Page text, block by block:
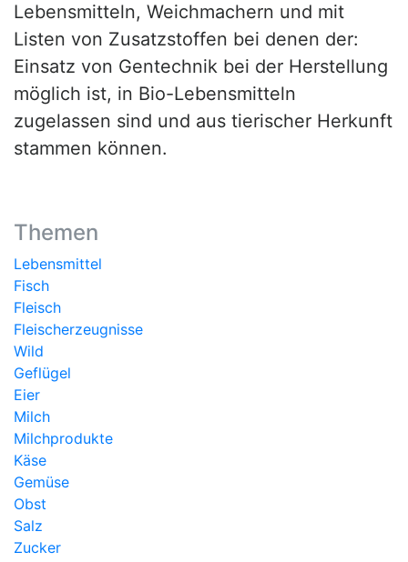
Lebensmitteln, Weichmachern und mit
Listen von Zusatzstoffen bei denen der:
Einsatz von Gentechnik bei der Herstellung
möglich ist, in Bio-Lebensmitteln
zugelassen sind und aus tierischer Herkunft
stammen können.
Themen
Lebensmittel
Fisch
Fleisch
Fleischerzeugnisse
Wild
Geflügel
Eier
Milch
Milchprodukte
Käse
Gemüse
Obst
Salz
Zucker